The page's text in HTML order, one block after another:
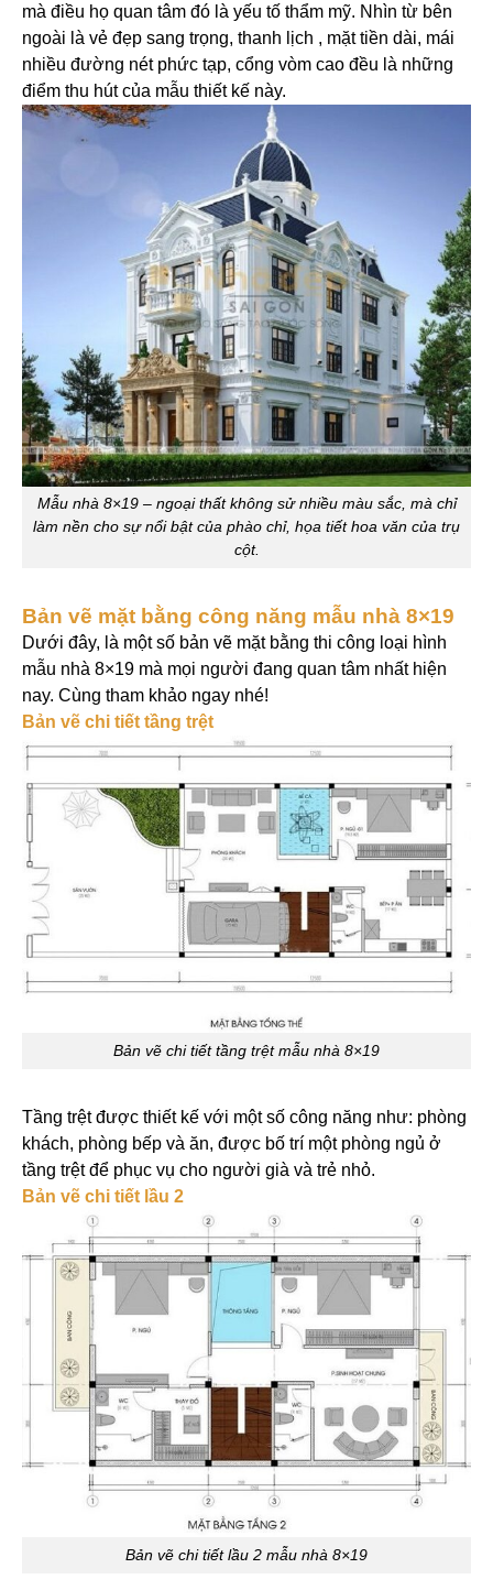
mà điều họ quan tâm đó là yếu tố thẩm mỹ. Nhìn từ bên
ngoài là vẻ đẹp sang trọng, thanh lịch , mặt tiền dài, mái
nhiều đường nét phức tạp, cổng vòm cao đều là những
điểm thu hút của mẫu thiết kế này.
Mẫu nhà 8×19 – ngoại thất không sử nhiều màu sắc, mà chỉ
làm nền cho sự nổi bật của phào chỉ, họa tiết hoa văn của trụ
cột.
Bản vẽ mặt bằng công năng mẫu nhà 8×19
Dưới đây, là một số bản vẽ mặt bằng thi công loại hình
mẫu nhà 8×19 mà mọi người đang quan tâm nhất hiện
nay. Cùng tham khảo ngay nhé!
Bản vẽ chi tiết tầng trệt
Bản vẽ chi tiết tầng trệt mẫu nhà 8×19
Tầng trệt được thiết kế với một số công năng như: phòng
khách, phòng bếp và ăn, được bố trí một phòng ngủ ở
tầng trệt để phục vụ cho người già và trẻ nhỏ.
Bản vẽ chi tiết lầu 2
Bản vẽ chi tiết lầu 2 mẫu nhà 8×19